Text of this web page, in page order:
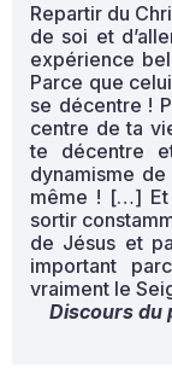
Repartir du
de soi et
expérience
Parce que
se décentre !
centre de ta
te décentre
dynamisme de
même ! […] Et
sortir
de Jésus et
important
vraiment le
Discours du